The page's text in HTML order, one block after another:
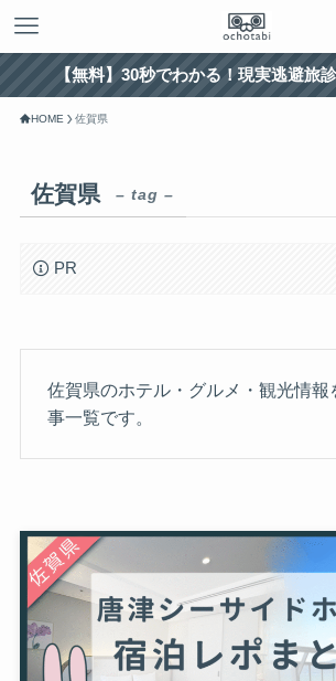
【無料】30秒でわかる！現実逃避旅
HOME 佐賀県
佐賀県 – tag –
PR
佐賀県のホテル・グルメ・観光情報
事一覧です。